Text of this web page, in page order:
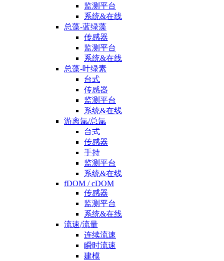
监测平台
系统&在线
总藻-蓝绿藻
传感器
监测平台
系统&在线
总藻-叶绿素
台式
传感器
监测平台
系统&在线
游离氯/总氯
台式
传感器
手持
监测平台
系统&在线
fDOM / cDOM
传感器
监测平台
系统&在线
流速/流量
连续流速
瞬时流速
建模